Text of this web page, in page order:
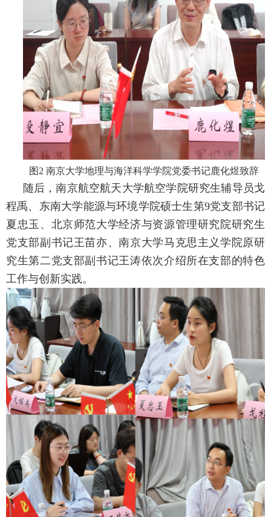
图 2 南京大学地理与海洋科学学院党委书记鹿化煜致辞
随后，南京航空航天大学航空学院研究生辅导员戈
程禹、东南大学能源与环境学院硕士生第9党支部书记
夏忠玉、北京师范大学经济与资源管理研究院研究生
党支部副书记王苗亦、南京大学马克思主义学院原研
究生第二党支部副书记王涛依次介绍所在支部的特色
工作与创新实践。